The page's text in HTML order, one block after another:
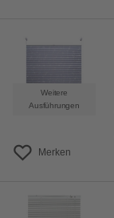
Weitere
Ausführungen
Merken